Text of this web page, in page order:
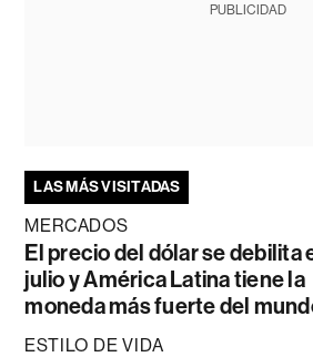
PUBLICIDAD
LAS MÁS VISITADAS
MERCADOS
El precio del dólar se debilita
julio y América Latina tiene la
moneda más fuerte del
ESTILO DE VIDA